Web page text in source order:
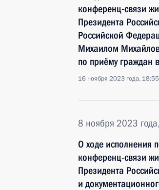
конференц-связи
Президента
Российской
Михаилом
по приёму граждан
16 ноября 2023 года, 18:55
8 ноября 2023
О ходе исполнения
конференц-связи
Президента
и